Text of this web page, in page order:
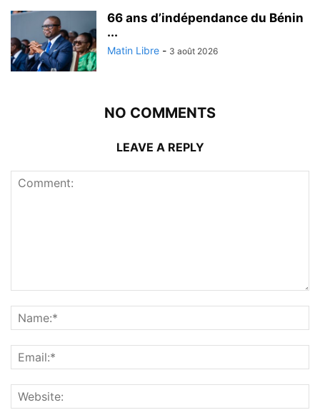
66 ans d’indépendance du Bénin
...
Matin Libre - 3 août 2026
NO COMMENTS
LEAVE A REPLY